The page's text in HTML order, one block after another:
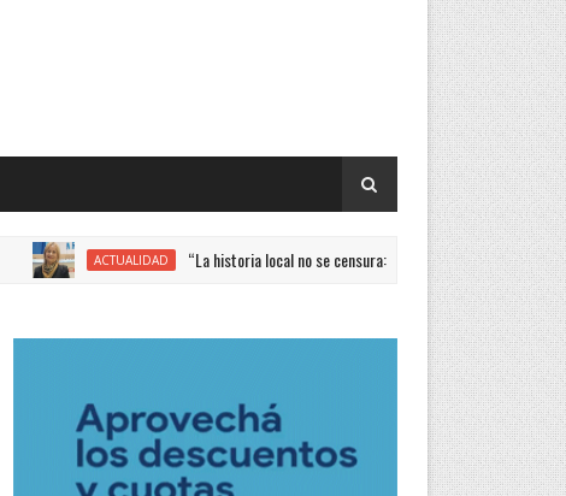
ACTUALIDAD “La historia local no se censura: identidad, comunidad y rigor